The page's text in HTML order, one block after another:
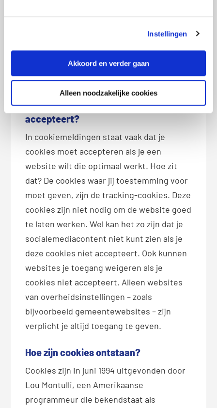
Instellingen
Akkoord en verder gaan
Alleen noodzakelijke cookies
worden dan bij het sluiten van de browser
automatisch verwijderd. Ook wordt je
browsegeschiedenis op die manier niet
opgeslagen.
Wat gebeurt er als je cookies niet
accepteert?
In cookiemeldingen staat vaak dat je
cookies moet accepteren als je een
website wilt die optimaal werkt. Hoe zit
dat? De cookies waar jij toestemming voor
moet geven, zijn de tracking-cookies. Deze
cookies zijn niet nodig om de website goed
te laten werken. Wel kan het zo zijn dat je
socialemediacontent niet kunt zien als je
deze cookies niet accepteert. Ook kunnen
websites je toegang weigeren als je
cookies niet accepteert. Alleen websites
van overheidsinstellingen – zoals
bijvoorbeeld gemeentewebsites – zijn
verplicht je altijd toegang te geven.
Hoe zijn cookies ontstaan?
Cookies zijn in juni 1994 uitgevonden door
Lou Montulli, een Amerikaanse
programmeur die bekendstaat als